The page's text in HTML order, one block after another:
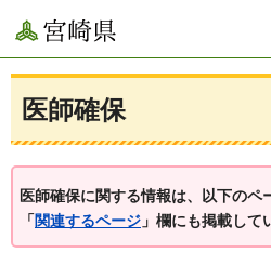
宮崎県
医師確保
医師確保に関する情報は、以下のペ
「関連するページ 」欄にも掲載して